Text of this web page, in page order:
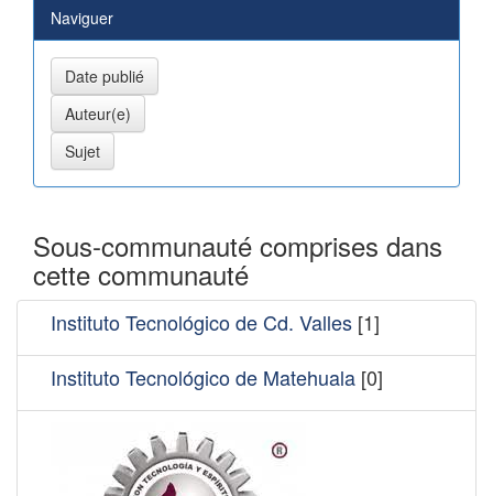
Naviguer
Sous-communauté comprises dans
cette communauté
Instituto Tecnológico de Cd. Valles [1]
Instituto Tecnológico de Matehuala [0]